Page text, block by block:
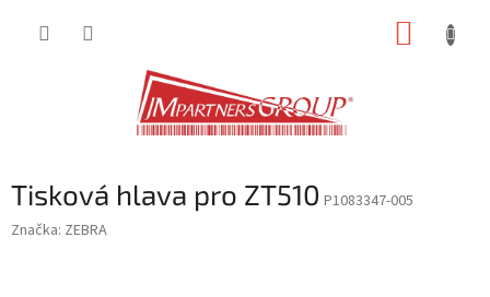
Tisková hlava pro ZT510 P1083347-005
Značka: ZEBRA